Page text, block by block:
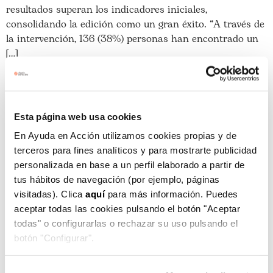
Esta página web usa cookies
En Ayuda en Acción utilizamos cookies propias y de
terceros para fines analíticos y para mostrarte publicidad
personalizada en base a un perfil elaborado a partir de
tus hábitos de navegación (por ejemplo, páginas
visitadas). Clica aquí para más información. Puedes
aceptar todas las cookies pulsando el botón "Aceptar
todas" o configurarlas o rechazar su uso pulsando el
botón "Configurar".
resultados superan los indicadores iniciales,
consolidando la edición como un gran éxito. “A través de
la intervención, 136 (38%) personas han encontrado un
[…]
“Aprendí a conocer mis
eso, estoy trabajando”